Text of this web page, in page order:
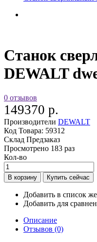
Станок
DEWALT
0 отзывов
149370 р.
Производители DEWALT
Код Товара: 59312
Склад Предзаказ
Просмотрено 183 раз
Кол-во
Добавить в список
Добавить для
Описание
Отзывов (0)